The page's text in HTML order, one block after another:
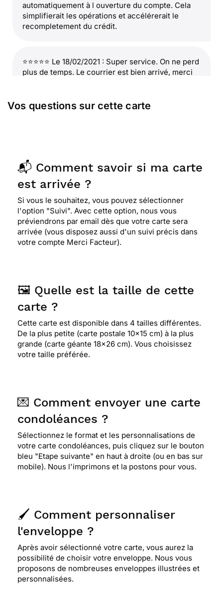
automatiquement à l ouverture du compte. Cela
simplifierait les opérations et accélérerait le
recompletement du crédit.
⭐⭐⭐⭐⭐ Le 18/02/2021 : Super service. On ne perd
plus de temps. Le courrier est bien arrivé, merci
⭐⭐⭐⭐⭐ Le 15/05/2020 : Très simple et très jolie!
⭐⭐⭐⭐⭐ Le 09/12/2019 : Service simple, rapide et
abordable au niveau tarif.
⭐⭐⭐⭐
Le 17/12/2018 : Tout est très bien , seul
⭐⭐⭐⭐⭐ Le 24/03/2018 : Simple sombre et beau
paysage
⭐⭐⭐⭐ Le 13/11/2017 : Belle et discrète
personnalité des personnes à qui elle était
adressée
rappelle que l'on part vers l'inconnu. "sincères
condoléances" j'aime tout simplement, souvent
sur les cartes il y a marqué le texte au pluriel,
alors qu'il existe peu de carte qui s'adresse d'une
personne à celle qui à perdu un être cher.
⭐⭐⭐⭐ Le 08/11/2016 : Sa sobriété
Vos questions sur cette carte
📬 Comment savoir si ma carte
est arrivée ?
Si vous le souhaitez, vous pouvez sélectionner
l'option "Suivi". Avec cette option, nous vous
préviendrons par email dès que votre carte sera
arrivée (vous disposez aussi d'un suivi précis dans
votre compte Merci Facteur).
🖼️ Quelle est la taille de cette
carte ?
Cette carte est disponible dans 4 tailles différentes.
De la plus petite (carte postale 10x15 cm) à la plus
grande (carte géante 18x26 cm). Vous choisissez
votre taille préférée.
💌 Comment envoyer une carte
condoléances ?
Sélectionnez le format et les personnalisations de
votre carte condoléances, puis cliquez sur le bouton
bleu "Etape suivante" en haut à droite (ou en bas sur
mobile). Nous l'imprimons et la postons pour vous.
🖌️ Comment personnaliser
l'enveloppe ?
Après avoir sélectionné votre carte, vous aurez la
possibilité de choisir votre enveloppe. Nous vous
proposons de nombreuses enveloppes illustrées et
personnalisées.